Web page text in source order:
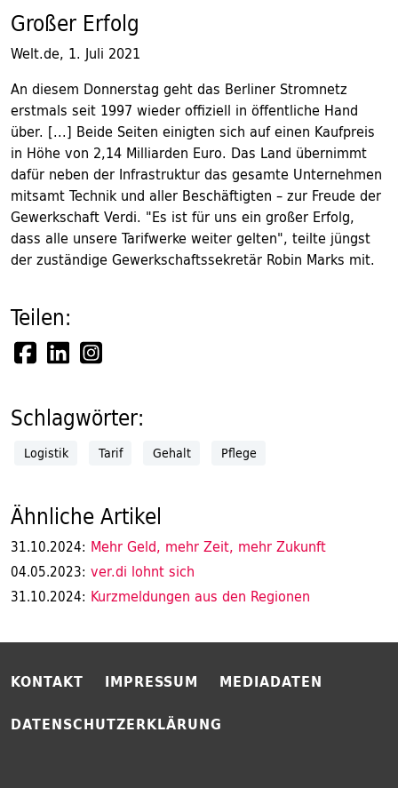
Großer Erfolg
Welt.de, 1. Juli 2021
An diesem Donnerstag geht das Berliner Stromnetz
erstmals seit 1997 wieder offiziell in öffentliche Hand
über. [...] Beide Seiten einigten sich auf einen Kaufpreis
in Höhe von 2,14 Milliarden Euro. Das Land übernimmt
dafür neben der Infrastruktur das gesamte Unternehmen
mitsamt Technik und aller Beschäftigten – zur Freude der
Gewerkschaft Verdi. "Es ist für uns ein großer Erfolg,
dass alle unsere Tarifwerke weiter gelten", teilte jüngst
der zuständige Gewerkschaftssekretär Robin Marks mit.
Teilen:
Schlagwörter:
Logistik Tarif Gehalt Pflege
Ähnliche Artikel
31.10.2024: Mehr Geld, mehr Zeit, mehr Zukunft
04.05.2023: ver.di lohnt sich
31.10.2024: Kurzmeldungen aus den Regionen
KONTAKT IMPRESSUM
MEDIADATEN
DATENSCHUTZERKLÄRUNG